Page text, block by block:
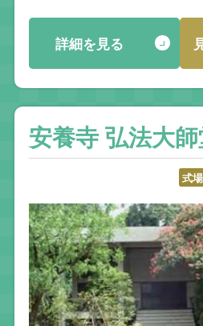
詳細を見る
安養寺 弘法大
式